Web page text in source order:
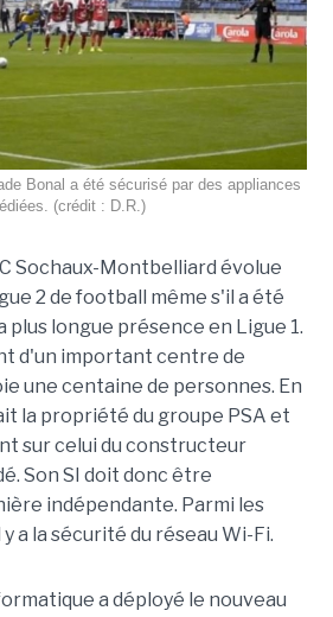
Bonal a été sécurisé par des appliances
(crédit : D.R.)
Sochaux-Montbelliard évolue
2 de football même s'il a été
plus longue présence en Ligue 1.
d'un important centre de
une centaine de personnes. En
la propriété du groupe PSA et
sur celui du constructeur
Son SI doit donc être
indépendante. Parmi les
a la sécurité du réseau Wi-Fi.
a déployé le nouveau